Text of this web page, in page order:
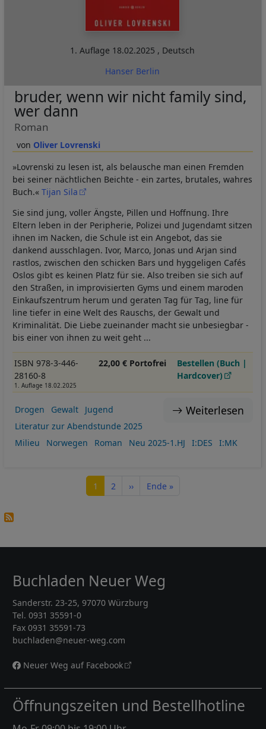
1. Auflage 18.02.2025 , Deutsch
Hanser Berlin
Oliver Lovrenski
bruder, wenn wir nicht family sind,
wer dann
Roman
»Lovrenski zu lesen ist, als belausche man einen Fremden
bei seiner nächtlichen Beichte - ein zartes, brutales, wahres
Buch.« Tijan Sila
Sie sind jung, voller Ängste, Pillen und Hoffnung. Ihre
Eltern leben in der Peripherie, Polizei und Jugendamt sitzen
ihnen im Nacken, die Schule ist ein Angebot, das sie
dankend ausschlagen. Ivor, Marco, Jonas und Arjan sind
rastlos, zwischen den schicken Bars und hyggeligen Cafés
Oslos gibt es keinen Platz für sie. Also treiben sie sich auf
den Straßen, in improvisierten Gyms und einem maroden
Einkaufszentrum herum und geraten Tag für Tag, line für
line tiefer in eine Welt des Rauschs, der Gewalt und
Kriminalität. Die Liebe zueinander macht sie unbesiegbar -
bis einer von ihnen zu weit geht ...
ISBN 978-3-446-
28160-8
1. Auflage 18.02.2025
22,00 € Portofrei
Bestellen (Buch |
Hardcover)
Weiterlesen
Drogen Gewalt
Jugend
Literatur zur Abendstunde 2025
Milieu
Norwegen Roman Neu 2025-1.HJ I:DES I:MK
Seite
1 Seite
2 Nächste Seite
›› Letzte Seite
Ende »
Buchladen Neuer Weg
Sanderstr. 23-25, 97070 Würzburg
Tel. 0931 35591-0
Fax 0931 35591-73
buchladen@neuer-weg.com
Neuer Weg auf Facebook
Öffnungszeiten und Bestellhotline